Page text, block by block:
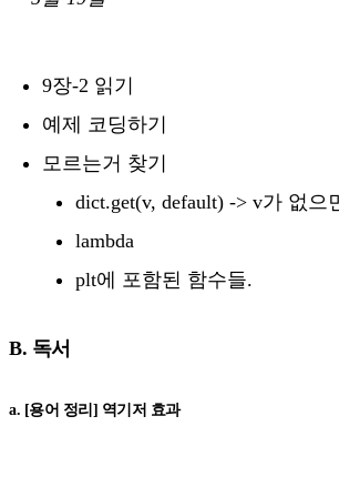
9장-2 읽기
예제 코딩하기
모르는거 찾기
dict.get(v, default) -> v가 없으
lambda
plt에 포함된 함수들.
B. 독서
a. [용어 정리] 역기저 효과